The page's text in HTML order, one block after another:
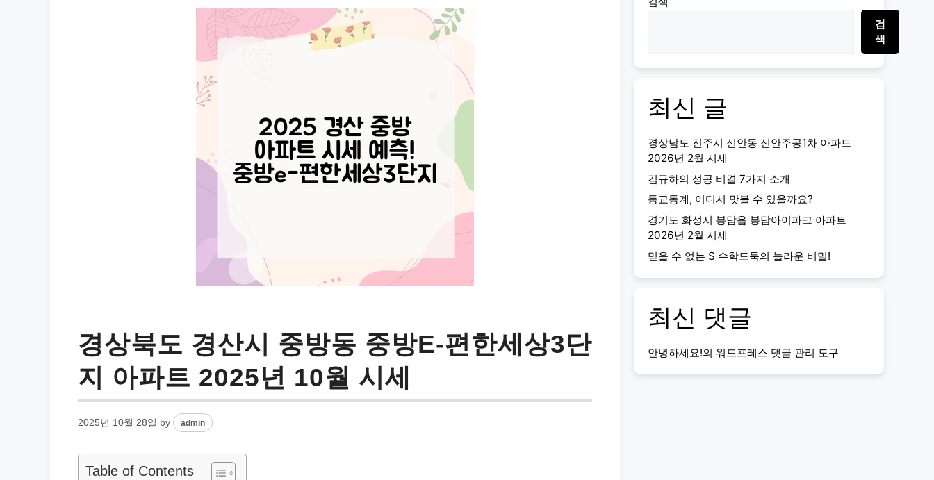
경상북도 경산시 중방동 중방E-편한세상3단
지 아파트 2025년 10월 시세
2025년 10월 28일 by admin
Table of Contents
검
색
최신 글
경상남도 진주시 신안동 신안주공1차 아파트
2026년 2월 시세
김규하의 성공 비결 7가지 소개
동교동계, 어디서 맛볼 수 있을까요?
경기도 화성시 봉담읍 봉담아이파크 아파트
2026년 2월 시세
믿을 수 없는 S 수학도둑의 놀라운 비밀!
최신 댓글
안녕하세요!의 워드프레스 댓글 관리 도구